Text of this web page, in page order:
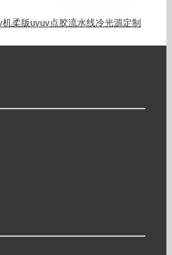
柔版uvuv点胶流水线冷光源定制